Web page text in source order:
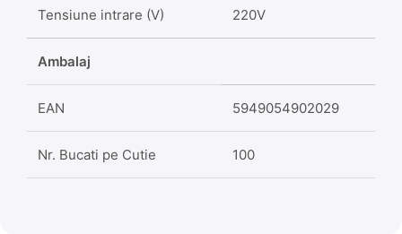
Tensiune intrare (V) 220V
Ambalaj
EAN 5949054902029
Nr. Bucati pe Cutie 100